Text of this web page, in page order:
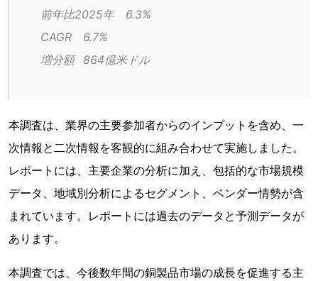
前年比2025年	6.3%
CAGR	6.7%
増分額	864億米ドル
本調査は、業界の主要参加者からのインプットを含め、一
次情報と二次情報を客観的に組み合わせて実施しました。
レポートには、主要企業の分析に加え、包括的な市場規模
データ、地域別分析によるセグメント、ベンダー情勢が含
まれています。レポートには過去のデータと予測データが
あります。
本調査では、今後数年間の銅製品市場の成長を促進する主